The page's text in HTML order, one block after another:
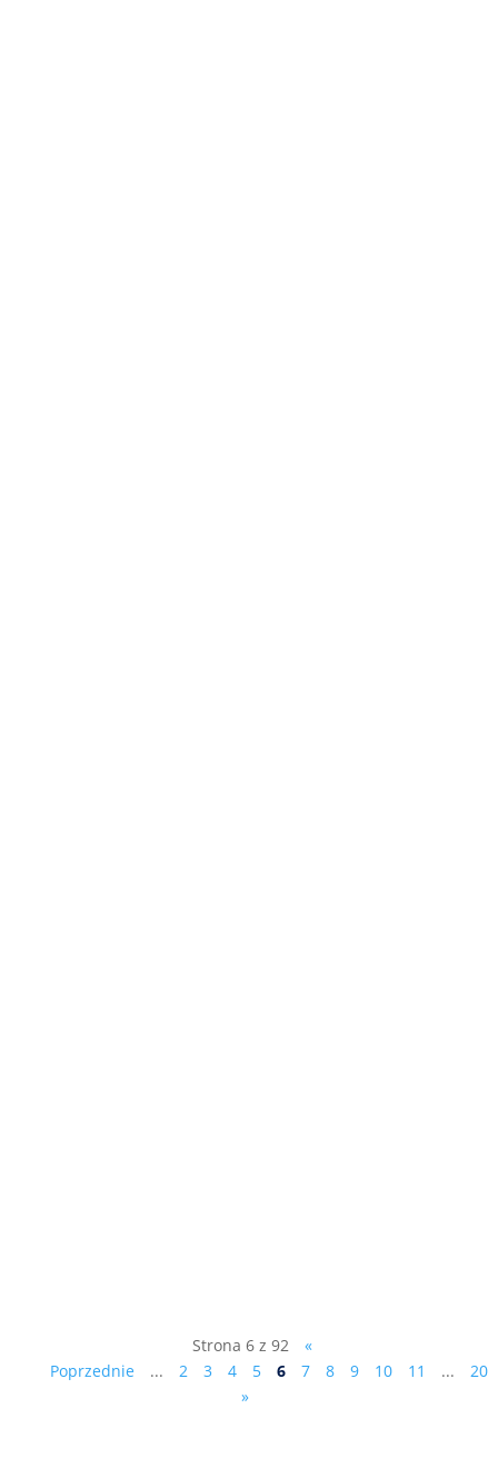
Strona 6 z 92
«
Poprzednie
... 2 3 4 5 6 7 8 9 10 11 ...
20
»